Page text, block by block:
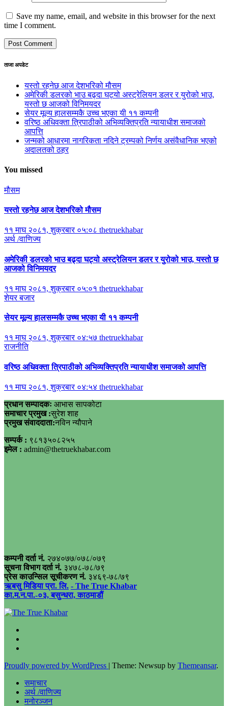
Save my name, email, and website in this browser for the next
time I comment.
ताजा अपडेट
यस्तो रहनेछ आज देशभरिको मौसम
अमेरिकी डलरको भाउ बढ्दा घट्यो अस्ट्रेलियन डलर र युरोको भाउ,
यस्तो छ आजको विनिमयदर
सेयर मूल्य हालसम्मकै उच्च भएका यी ११ कम्पनी
वरिष्ठ अधिवक्ता त्रिपाठीको अभिव्यक्तिप्रति न्यायाधीश समाजको
आपत्ति
जन्मको आधारमा नागरिकता नदिने ट्रम्पको निर्णय असंवैधानिक भएको
अदालतको ठहर
You missed
मौसम
यस्तो रहनेछ आज देशभरिको मौसम
११ माघ २०८१, शुक्रबार ०५:०८ thetruekhabar
अर्थ /वाणिज्य
अमेरिकी डलरको भाउ बढ्दा घट्यो अस्ट्रेलियन डलर र युरोको भाउ, यस्तो छ
आजको विनिमयदर
११ माघ २०८१, शुक्रबार ०५:०१ thetruekhabar
शेयर बजार
सेयर मूल्य हालसम्मकै उच्च भएका यी ११ कम्पनी
११ माघ २०८१, शुक्रबार ०४:५७ thetruekhabar
राजनीति
वरिष्ठ अधिवक्ता त्रिपाठीको अभिव्यक्तिप्रति न्यायाधीश समाजको आपत्ति
११ माघ २०८१, शुक्रबार ०४:५४ thetruekhabar
प्रधान सम्पादकः आभास सापकोटा
समाचार प्रमुख :सुरेश शाह
प्रमुख संवाददाता:नविन न्यौपाने
सम्पर्क : ९८१३५०८२५५
इमेल : admin@thetruekhabar.com
कम्पनी दर्ता नं. २७४०७७/०७८/०७९
सूचना विभाग दर्ता नं. ३४७८-७८/७९
प्रेस काउन्सिल सूचीकरण नं. ३४६९-७८/७९
ऋबसु मिडिया प्रा. लि. - The True Khabar
का.म.न.पा.-०३, बसुन्धरा, काठमाडौं
Proudly powered by WordPress | Theme: Newsup by Themeansar.
समाचार
अर्थ /वाणिज्य
मनोरञ्जन